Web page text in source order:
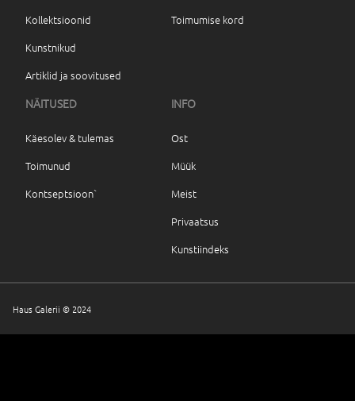
Kollektsioonid
Kunstnikud
Artiklid ja soovitused
Toimumise kord
NÄITUSED
Käesolev & tulemas
Toimunud
Kontseptsioon`
INFO
Ost
Müük
Meist
Privaatsus
Kunstiindeks
Haus Galerii © 2024